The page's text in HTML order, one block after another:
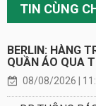
TIN CÙNG
BERLIN: HÀNG
QUẦN ÁO QUA
08/08/2026 |